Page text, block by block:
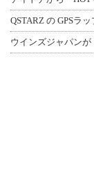
QSTARZ の GPSラ
ウインズジャパンが